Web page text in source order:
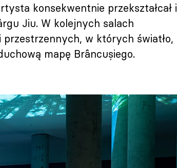
konsekwentnie przekształcał i
Jiu. W kolejnych salach
w których światło,
mapę Brâncușiego.